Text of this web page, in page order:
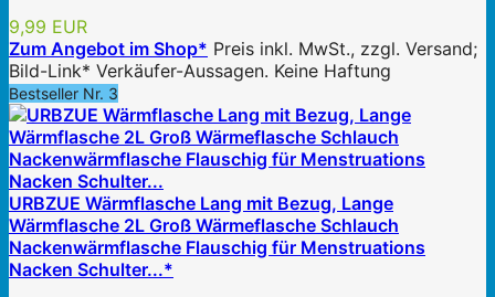
9,99 EUR
Zum Angebot im Shop* Preis inkl. MwSt., zzgl. Versand;
Bild-Link* Verkäufer-Aussagen. Keine Haftung
Bestseller Nr. 3
URBZUE Wärmflasche Lang mit Bezug, Lange
Wärmflasche 2L Groß Wärmeflasche Schlauch
Nackenwärmflasche Flauschig für Menstruations
Nacken Schulter...*